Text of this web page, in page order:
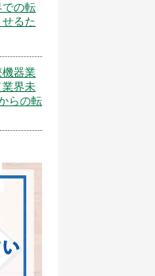
の転
るた
機器業
界未
らの転